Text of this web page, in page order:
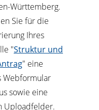
Württemberg.
Sie für die
Ihres
"Struktur und
" eine
Webformular
sowie eine
Uploadfelder.